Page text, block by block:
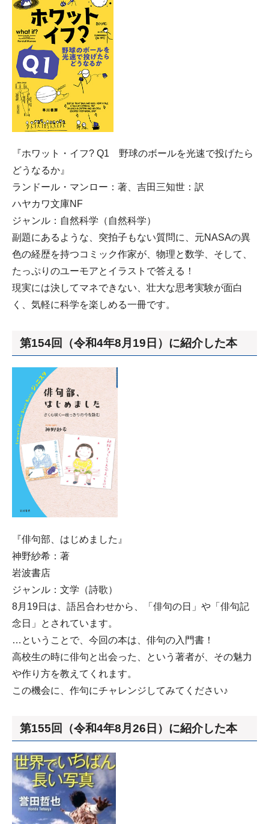
『ホワット・イフ? Q1 野球のボールを光速で投げたら
どうなるか』
ランドール・マンロー：著、吉田三知世：訳
ハヤカワ文庫NF
ジャンル：自然科学（自然科学）
副題にあるような、突拍子もない質問に、元NASAの異
色の経歴を持つコミック作家が、物理と数学、そして、
たっぷりのユーモアとイラストで答える！
現実には決してマネできない、壮大な思考実験が面白
く、気軽に科学を楽しめる一冊です。
第154回（令和4年8月19日）に紹介した本
『俳句部、はじめました』
神野紗希：著
岩波書店
ジャンル：文学（詩歌）
8月19日は、語呂合わせから、「俳句の日」や「俳句記
念日」とされています。
…ということで、今回の本は、俳句の入門書！
高校生の時に俳句と出会った、という著者が、その魅力
や作り方を教えてくれます。
この機会に、作句にチャレンジしてみてください♪
第155回（令和4年8月26日）に紹介した本